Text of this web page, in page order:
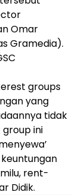
Omar
Gramedia).
groups
yang
tidak
ini
rent-
Didik.